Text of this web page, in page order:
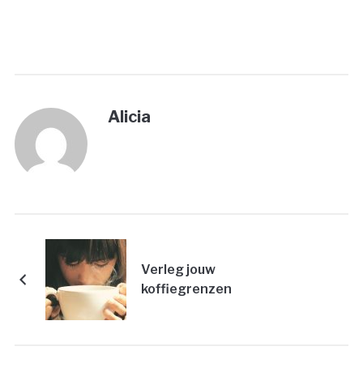
Alicia
Verleg jouw
koffiegrenzen